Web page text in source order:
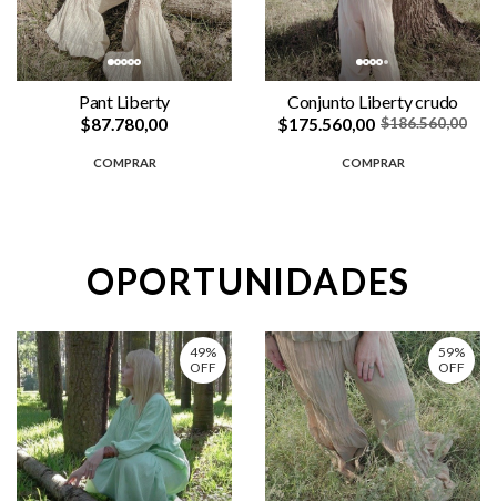
Pant Liberty
$87.780,00
COMPRAR
Conjunto Liberty crudo
$175.560,00 $186.560,00
COMPRAR
OPORTUNIDADES
49%
OFF
59%
OFF